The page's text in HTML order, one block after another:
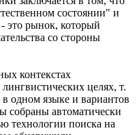
состоянии" и
это рынок, который
со стороны
контекстах
целях, т.
одном языке и вариантов
собраны автоматически
технологии поиска на